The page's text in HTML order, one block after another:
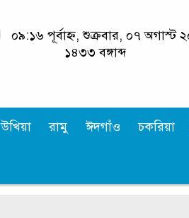
০৯:১৬ পূর্বাহ্ন, শুক্রবার, ০৭ অগাস্ট
১৪৩৩ বঙ্গাব্দ
উখিয়া রামু ঈদগাঁও চকরিয়া